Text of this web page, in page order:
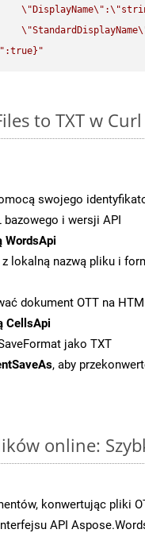
\" DisplayName\" :\"
\"StandardDisplayName
:true}"
to TXT w Curl
swojego
bazowego i wersji API
WordsApi
z lokalną nazwą pliku i
dokument OTT na
CellsApi
jako TXT
, aby
online:
konwertując pliki
API